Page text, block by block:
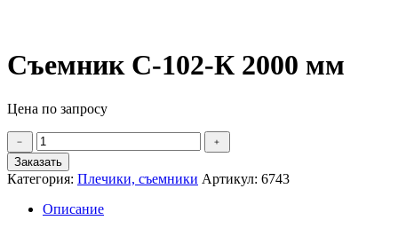
Съемник С-102-К 2000 мм
Цена по запросу
Количество
товара
Съемник
С-102-
﹣
﹢
Заказать
Категория: Плечики, съемники Артикул: 6743
Описание